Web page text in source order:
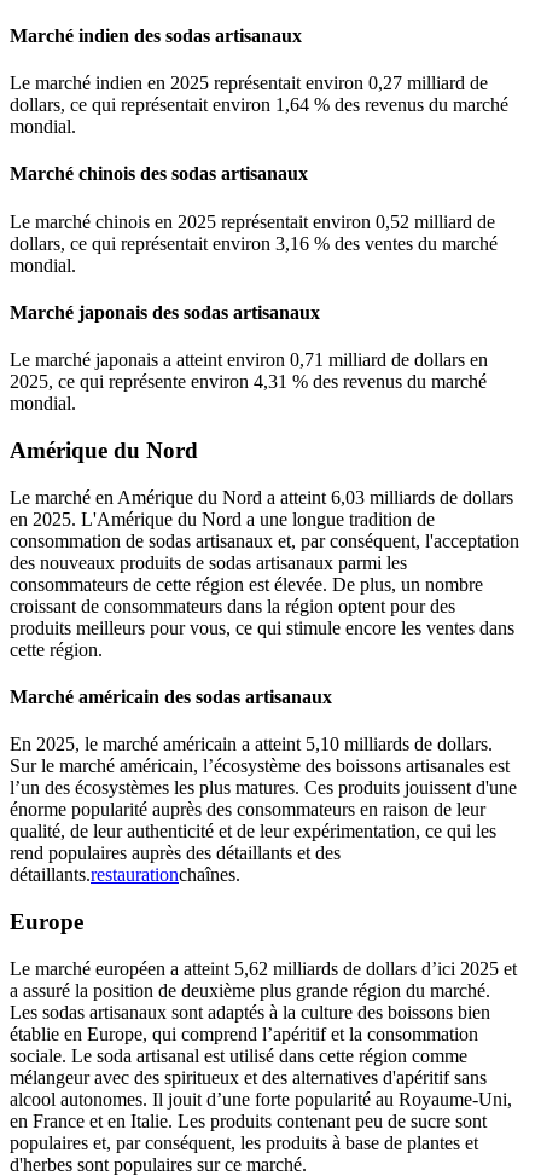
Marché indien des sodas artisanaux
Le marché indien en 2025 représentait environ 0,27 milliard de
dollars, ce qui représentait environ 1,64 % des revenus du marché
mondial.
Marché chinois des sodas artisanaux
Le marché chinois en 2025 représentait environ 0,52 milliard de
dollars, ce qui représentait environ 3,16 % des ventes du marché
mondial.
Marché japonais des sodas artisanaux
Le marché japonais a atteint environ 0,71 milliard de dollars en
2025, ce qui représente environ 4,31 % des revenus du marché
mondial.
Amérique du Nord
Le marché en Amérique du Nord a atteint 6,03 milliards de dollars
en 2025. L'Amérique du Nord a une longue tradition de
consommation de sodas artisanaux et, par conséquent, l'acceptation
des nouveaux produits de sodas artisanaux parmi les
consommateurs de cette région est élevée. De plus, un nombre
croissant de consommateurs dans la région optent pour des
produits meilleurs pour vous, ce qui stimule encore les ventes dans
cette région.
Marché américain des sodas artisanaux
En 2025, le marché américain a atteint 5,10 milliards de dollars.
Sur le marché américain, l’écosystème des boissons artisanales est
l’un des écosystèmes les plus matures. Ces produits jouissent d'une
énorme popularité auprès des consommateurs en raison de leur
qualité, de leur authenticité et de leur expérimentation, ce qui les
rend populaires auprès des détaillants et des
détaillants.restaurationchaînes.
Europe
Le marché européen a atteint 5,62 milliards de dollars d’ici 2025 et
a assuré la position de deuxième plus grande région du marché.
Les sodas artisanaux sont adaptés à la culture des boissons bien
établie en Europe, qui comprend l’apéritif et la consommation
sociale. Le soda artisanal est utilisé dans cette région comme
mélangeur avec des spiritueux et des alternatives d'apéritif sans
alcool autonomes. Il jouit d’une forte popularité au Royaume-Uni,
en France et en Italie. Les produits contenant peu de sucre sont
populaires et, par conséquent, les produits à base de plantes et
d'herbes sont populaires sur ce marché.